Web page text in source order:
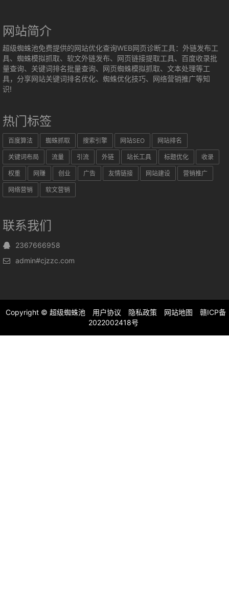
网站简介
超级蜘蛛池免费提供的网站优化查询WEB网页诊断工具：外链发布工
具、蜘蛛模拟抓取、软文外链发布、网页链接提取工具、百度收录批
量查询、关键词排名批量查询、网页蜘蛛模拟抓取、文本处理等工
具，分享网站关键词排名优化、蜘蛛优化技巧、网络营销推广等知
识!
热门标签
百度算法 蜘蛛抓取 搜索引擎 网站SEO 网站排名
关键词布局 流量 引流 外链 站长工具 标题优化 收录
权重 网赚 创业 广告 友情链接 网站建设 营销推广
网络营销 软文营销
联系我们
2367666958
admin#cjzzc.com
Copyright © 超级蜘蛛池 用户协议 隐私政策 网站地图
赣ICP备
2022002418号